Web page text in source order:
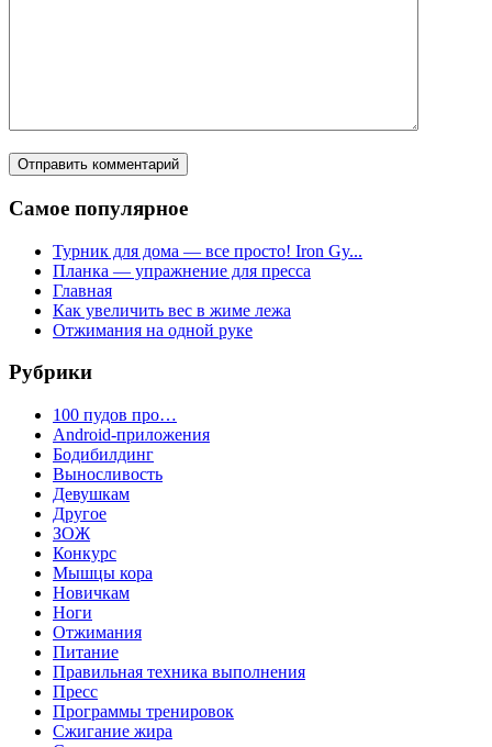
Самое популярное
Турник для дома — все просто! Iron Gy...
Планка — упражнение для пресса
Главная
Как увеличить вес в жиме лежа
Отжимания на одной руке
Рубрики
100 пудов про…
Android-приложения
Бодибилдинг
Выносливость
Девушкам
Другое
ЗОЖ
Конкурс
Мышцы кора
Новичкам
Ноги
Отжимания
Питание
Правильная техника выполнения
Пресс
Программы тренировок
Сжигание жира